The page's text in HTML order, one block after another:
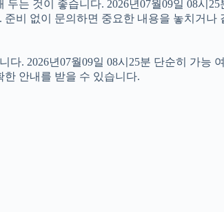
는 것이 좋습니다. 2026년07월09일 08시
비 없이 문의하면 중요한 내용을 놓치거나
. 2026년07월09일 08시25분 단순히 가능
안내를 받을 수 있습니다.